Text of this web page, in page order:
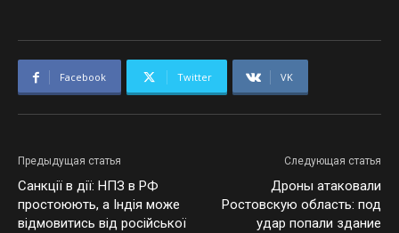
Facebook Twitter VK
Предыдущая статья
Санкції в дії: НПЗ в РФ
простоюють, а Індія може
відмовитись від російської
Следующая статья
Дроны атаковали
Ростовскую область: под
удар попали здание